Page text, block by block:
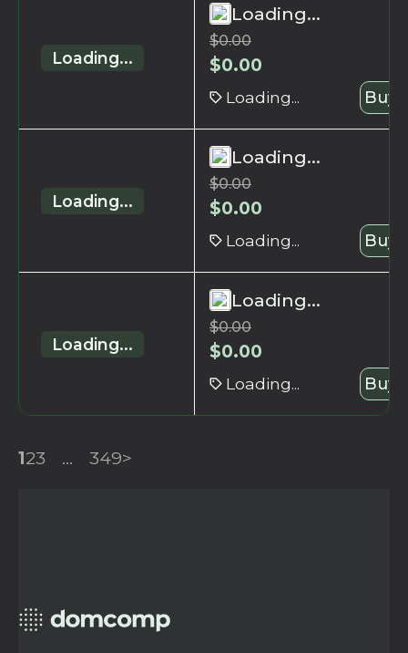
Loading...
Loading...
$0.00
$0.00
Loading... Buy
Loading...
Loading...
$0.00
$0.00
Loading... Buy
Loading...
Loading...
$0.00
$0.00
Loading... Buy
123 ... 349>